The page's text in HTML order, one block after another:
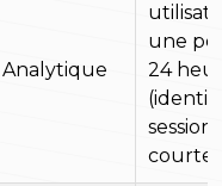
Analytique
une
24
session
courte